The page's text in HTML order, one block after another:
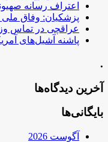
اعتراف رسانه
پزشکیان: وفاق
عراقچی در تماس
پاشنه آشیل‌های
.
آخرین دیدگاه‌ها
بایگانی‌ها
آگوست 2026